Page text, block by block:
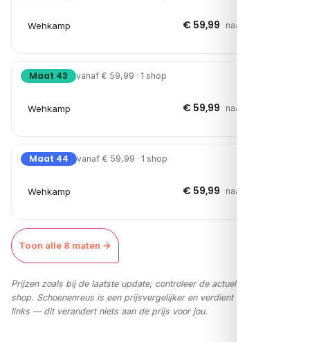
Wehkamp € 59,99 naar shop →
Maat 43 vanaf € 59,99 · 1 shop
Wehkamp € 59,99 naar shop →
Maat 44 vanaf € 59,99 · 1 shop
Wehkamp € 59,99 naar shop →
Toon alle 8 maten →
Prijzen zoals bij de laatste update; controleer de actuele prijs in de
shop. Schoenenreus is een prijsvergelijker en verdient via affiliate-
links — dit verandert niets aan de prijs voor jou.